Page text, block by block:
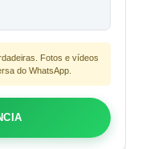
Fotos e vídeos
do WhatsApp.